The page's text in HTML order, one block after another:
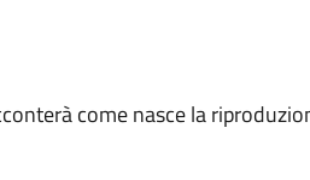
come nasce la